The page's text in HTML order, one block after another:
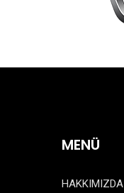
MENÜ
HAKKIMIZDA